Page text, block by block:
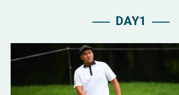
DAY1